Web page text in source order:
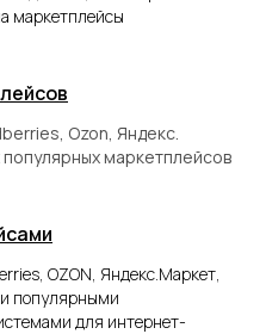
маркетплейсы
Ozon, Яндекс.
маркетплейсов
OZON, Яндекс.Маркет,
популярными
для интернет-